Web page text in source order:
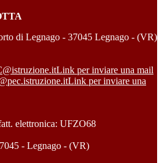
di Legnago - 37045 Legnago - (VR)
Link per inviare una mail
Link per inviare una
elettronica: UFZO68
- Legnago - (VR)